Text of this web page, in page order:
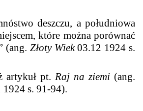
deszczu, a południowa
które można porównać
(ang. Złoty Wiek03.12 1924 s.
pt.Raj na ziemi(ang.
s. 91-94).